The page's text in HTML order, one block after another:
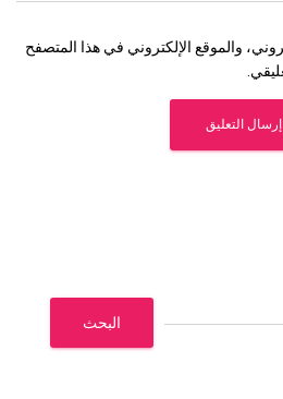
والموقع الإلكتروني في هذا المتصفح
البحث